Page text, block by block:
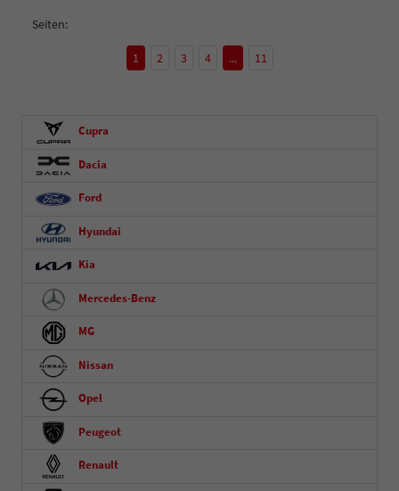
Seiten:
1 2 3 4 ... 11
Cupra
Dacia
Ford
Hyundai
Kia
Mercedes-Benz
MG
Nissan
Opel
Peugeot
Renault